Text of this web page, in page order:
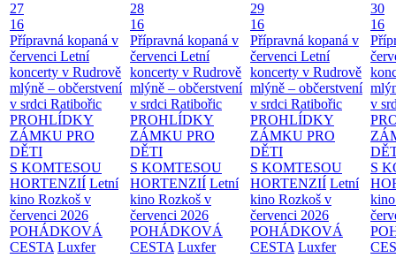
27
16
Přípravná kopaná v
červenci Letní
koncerty v Rudrově
mlýně – občerstvení
v srdci Ratibořic
PROHLÍDKY
ZÁMKU PRO
DĚTI
S KOMTESOU
HORTENZIÍ Letní
kino Rozkoš v
červenci 2026
POHÁDKOVÁ
CESTA Luxfer
28
16
Přípravná kopaná v
červenci Letní
koncerty v Rudrově
mlýně – občerstvení
v srdci Ratibořic
PROHLÍDKY
ZÁMKU PRO
DĚTI
S KOMTESOU
HORTENZIÍ Letní
kino Rozkoš v
červenci 2026
POHÁDKOVÁ
CESTA Luxfer
29
16
Přípravná kopaná v
červenci Letní
koncerty v Rudrově
mlýně – občerstvení
v srdci Ratibořic
PROHLÍDKY
ZÁMKU PRO
DĚTI
S KOMTESOU
HORTENZIÍ Letní
kino Rozkoš v
červenci 2026
POHÁDKOVÁ
CESTA Luxfer
30
16
v
S